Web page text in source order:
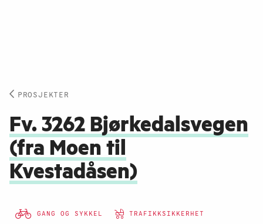
PROSJEKTER
Fv. 3262 Bjørkedalsvegen
(fra Moen til
Kvestadåsen)
GANG OG SYKKEL TRAFIKKSIKKERHET